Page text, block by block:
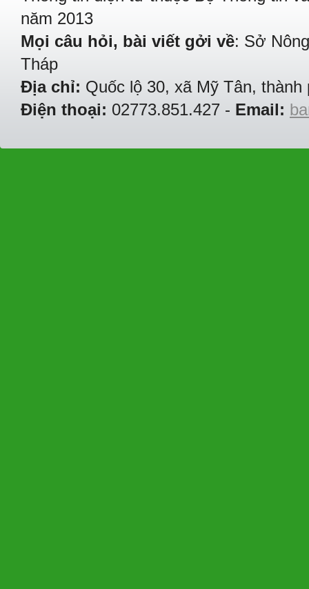
năm 2013
Mọi câu hỏi, bài viết gởi về: Sở
Tháp
Địa chỉ: Quốc lộ 30, xã Mỹ Tân,
Điện thoại: 02773.851.427 - Email: